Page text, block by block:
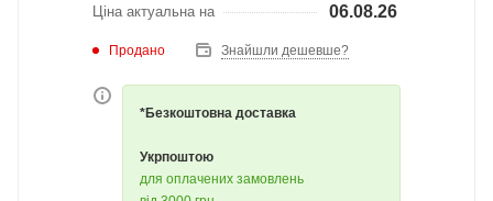
Ціна актуальна на 06.08.26
Продано Знайшли дешевше?
*Безкоштовна доставка
Укрпоштою
для оплачених замовлень